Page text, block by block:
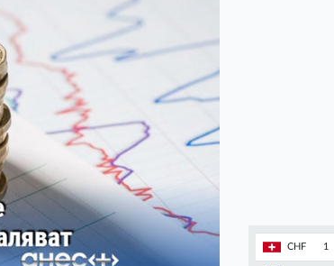
CHF 1